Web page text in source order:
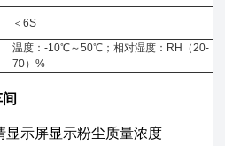
＜6S
温度：-10℃～50℃；相对湿度：RH（20-
70）%
示屏显示粉尘质量浓度